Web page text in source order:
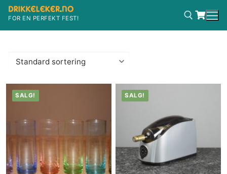
Hopp
innholdet
FOR EN PERFEKT FEST!
Søk etter:
SALG! SALG!